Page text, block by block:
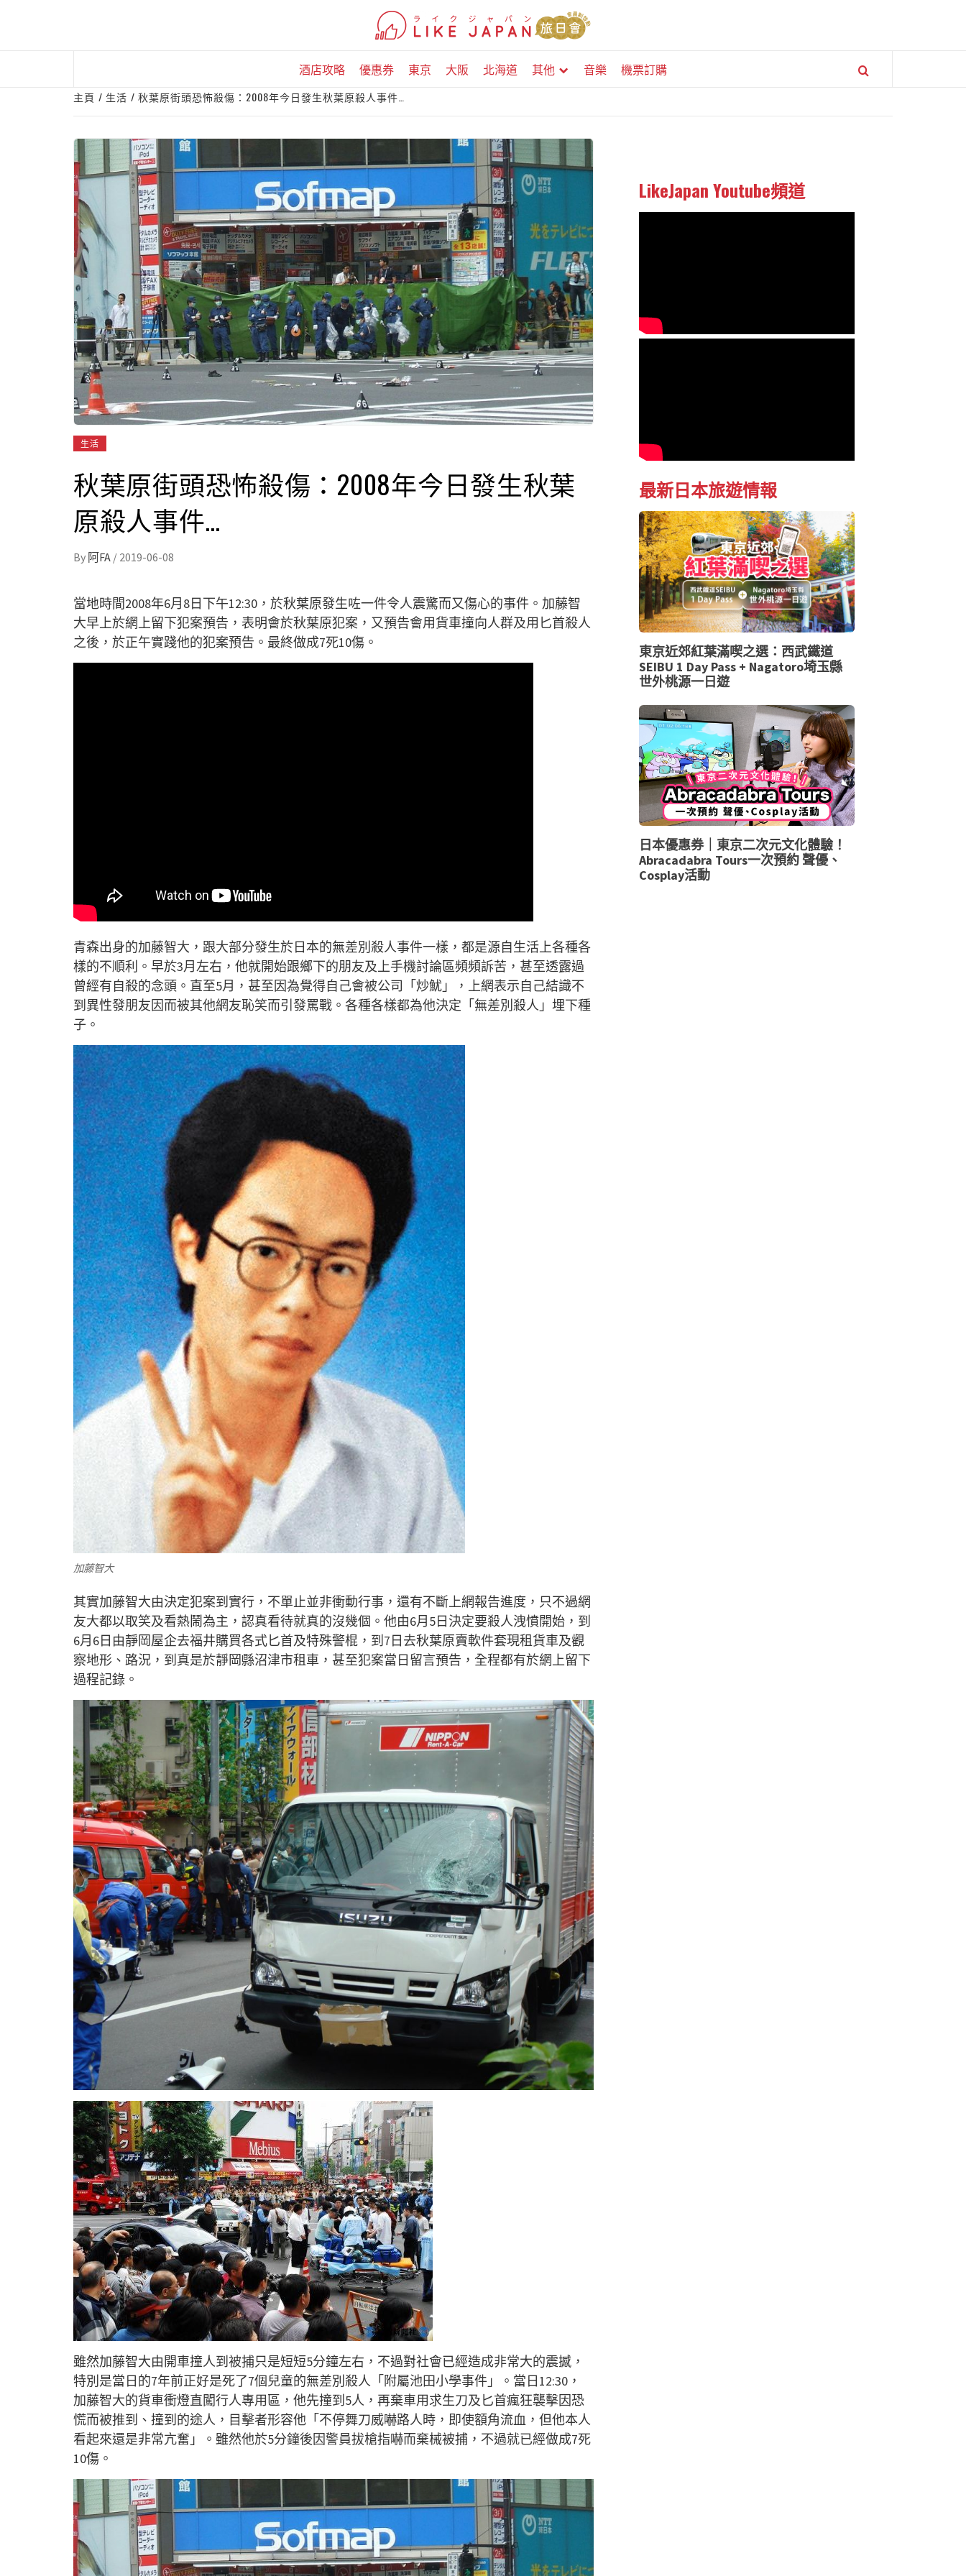
酒店攻略 優惠券 東京 大阪 北海道 其他 音樂 機票訂購
主頁 生活 秋葉原街頭恐怖殺傷：2008年今日發生秋葉原殺人事件…
生活
秋葉原街頭恐怖殺傷：2008年今日發生秋葉
原殺人事件…
By 阿FA / 2019-06-08
當地時間2008年6月8日下午12:30，於秋葉原發生咗一件令人震驚而又傷心的事件。加藤智
大早上於網上留下犯案預告，表明會於秋葉原犯案，又預告會用貨車撞向人群及用匕首殺人
之後，於正午實踐他的犯案預告。最終做成7死10傷。
青森出身的加藤智大，跟大部分發生於日本的無差別殺人事件一樣，都是源自生活上各種各
樣的不順利。早於3月左右，他就開始跟鄉下的朋友及上手機討論區頻頻訴苦，甚至透露過
曾經有自殺的念頭。直至5月，甚至因為覺得自己會被公司「炒魷」，上網表示自己結識不
到異性發朋友因而被其他網友恥笑而引發罵戰。各種各樣都為他決定「無差別殺人」埋下種
子。
加藤智大
其實加藤智大由決定犯案到實行，不單止並非衝動行事，還有不斷上網報告進度，只不過網
友大都以取笑及看熱鬧為主，認真看待就真的沒幾個。他由6月5日決定要殺人洩憤開始，到
6月6日由靜岡屋企去福井購買各式匕首及特殊警棍，到7日去秋葉原賣軟件套現租貨車及觀
察地形、路況，到真是於靜岡縣沼津市租車，甚至犯案當日留言預告，全程都有於網上留下
過程記錄。
雖然加藤智大由開車撞人到被捕只是短短5分鐘左右，不過對社會已經造成非常大的震撼，
特別是當日的7年前正好是死了7個兒童的無差別殺人「附屬池田小學事件」。當日12:30，
加藤智大的貨車衝燈直闖行人專用區，他先撞到5人，再棄車用求生刀及匕首瘋狂襲擊因恐
慌而被推到、撞到的途人，目擊者形容他「不停舞刀威嚇路人時，即使額角流血，但他本人
看起來還是非常亢奮」。雖然他於5分鐘後因警員拔槍指嚇而棄械被捕，不過就已經做成7死
10傷。
LikeJapan Youtube頻道
最新日本旅遊情報
東京近郊紅葉滿喫之選：西武鐵道
SEIBU 1 Day Pass + Nagatoro埼玉縣
世外桃源一日遊
日本優惠券｜東京二次元文化體驗！
Abracadabra Tours一次預約 聲優、
Cosplay活動